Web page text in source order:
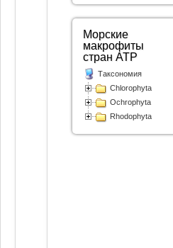
Морские
макрофиты
стран АТР
Таксономия
Chlorophyta
Ochrophyta
Rhodophyta